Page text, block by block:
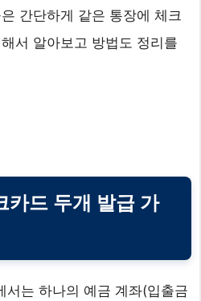
간단하게 같은 통장에 체크
서 알아보고 방법도 정리를
카드 두개 발급 가
서는 하나의 예금 계좌(입출금